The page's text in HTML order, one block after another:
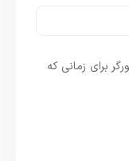
برای زمانی که